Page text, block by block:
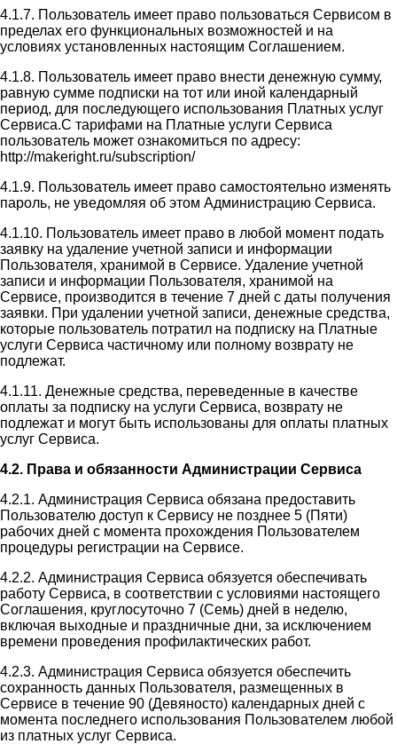
4.1.7. Пользователь имеет право пользоваться Сервисом в
пределах его функциональных возможностей и на
условиях установленных настоящим Соглашением.
4.1.8. Пользователь имеет право внести денежную сумму,
равную сумме подписки на тот или иной календарный
период, для последующего использования Платных услуг
Сервиса.С тарифами на Платные услуги Сервиса
пользователь может ознакомиться по адресу:
http://makeright.ru/subscription/
4.1.9. Пользователь имеет право самостоятельно изменять
пароль, не уведомляя об этом Администрацию Сервиса.
4.1.10. Пользователь имеет право в любой момент подать
заявку на удаление учетной записи и информации
Пользователя, хранимой в Сервисе. Удаление учетной
записи и информации Пользователя, хранимой на
Сервисе, производится в течение 7 дней с даты получения
заявки. При удалении учетной записи, денежные средства,
которые пользователь потратил на подписку на Платные
услуги Сервиса частичному или полному возврату не
подлежат.
4.1.11. Денежные средства, переведенные в качестве
оплаты за подписку на услуги Сервиса, возврату не
подлежат и могут быть использованы для оплаты платных
услуг Сервиса.
4.2. Права и обязанности Администрации Сервиса
4.2.1. Администрация Сервиса обязана предоставить
Пользователю доступ к Сервису не позднее 5 (Пяти)
рабочих дней с момента прохождения Пользователем
процедуры регистрации на Сервисе.
4.2.2. Администрация Сервиса обязуется обеспечивать
работу Сервиса, в соответствии с условиями настоящего
Соглашения, круглосуточно 7 (Семь) дней в неделю,
включая выходные и праздничные дни, за исключением
времени проведения профилактических работ.
4.2.3. Администрация Сервиса обязуется обеспечить
сохранность данных Пользователя, размещенных в
Сервисе в течение 90 (Девяносто) календарных дней с
момента последнего использования Пользователем любой
из платных услуг Сервиса.